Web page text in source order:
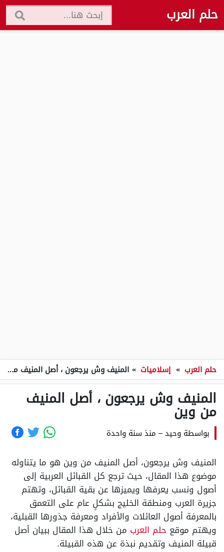
حلم العرب
حلم العرب » إسلاميات » المنيف وش يرجعون ، أصل المنيف من وين
المنيف وش يرجعون ، أصل المنيف
من وين
بواسطة وحيد– منذ سنة واحدة
المنيف وش يرجعون، أصل المنيف من وين هو ما يتناوله
موضوع هذا المقال، حيث ترجع كل القبائل العربية إلى
أصول ونسب يعرفها ويميزها عن بقية القبائل، وتهتم
جزيرة العرب ومنطقة الخليج بشكلٍ عام على التعمق
بالمعرفة أصول العائلات والأفراد ومعرفة جذورها القبلية،
ويهتم موقع حلم العرب من خلال هذا المقال ببيان أصل
قبيلة المنيف وتقديم نبذة عن هذه القبيلة.